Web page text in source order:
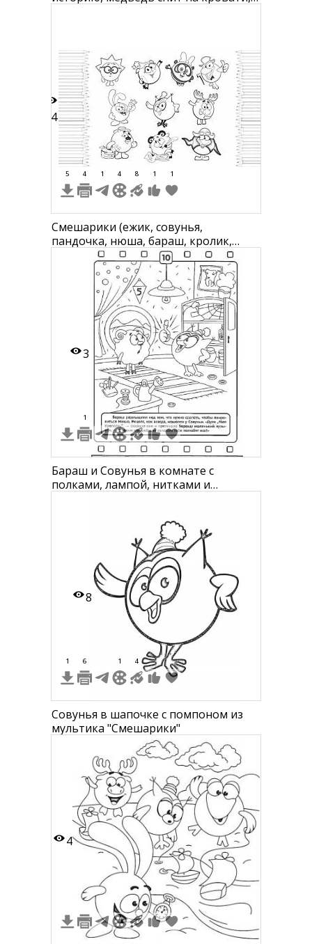
34
5 4 1 4 8 1 1
Смешарики (ежик, совунья,
пандочка, нюша, бараш, кролик,
каракатица, пингвин)
3
1
Бараш и Совунья в комнате с
полками, лампой, нитками и
8
1 6 1 4
Совунья в шапочке с помпоном из
мультика "Смешарики"
4